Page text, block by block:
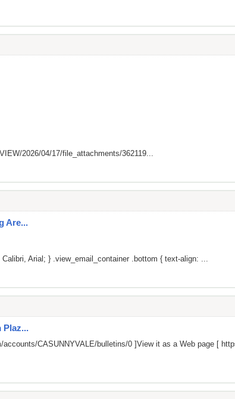
2026/04/17/file_attachments/362119...
Are...
Arial; } .view_email_container .bottom { text-align: ...
Plaz...
CASUNNYVALE/bulletins/0 ]View it as a Web page [